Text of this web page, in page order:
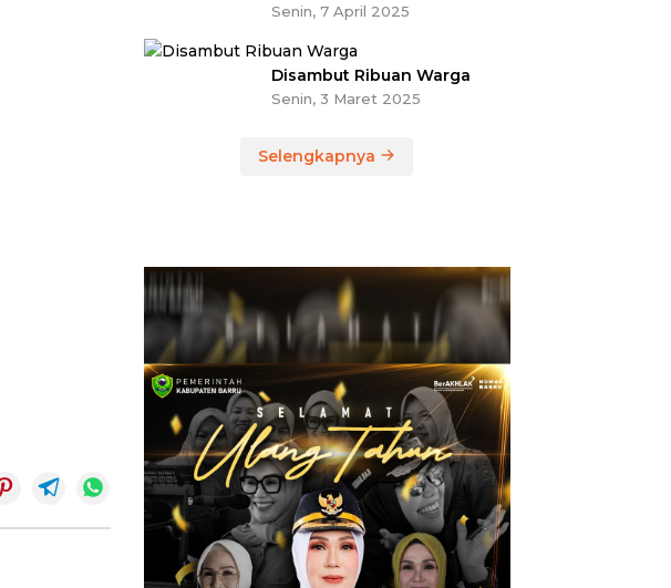
Senin, 7 April 2025
Disambut Ribuan Warga
Senin, 3 Maret 2025
Selengkapnya